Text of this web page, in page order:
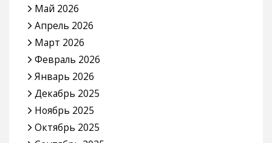
Май 2026
Апрель 2026
Март 2026
Февраль 2026
Январь 2026
Декабрь 2025
Ноябрь 2025
Октябрь 2025